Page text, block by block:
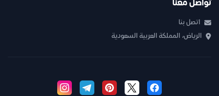
تواصل معنا
اتصل بنا
الرياض، المملكة العربية السعودية